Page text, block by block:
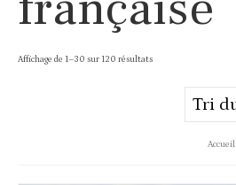
Affichage de 1–30 sur 120 résultatsTrié
Accueil